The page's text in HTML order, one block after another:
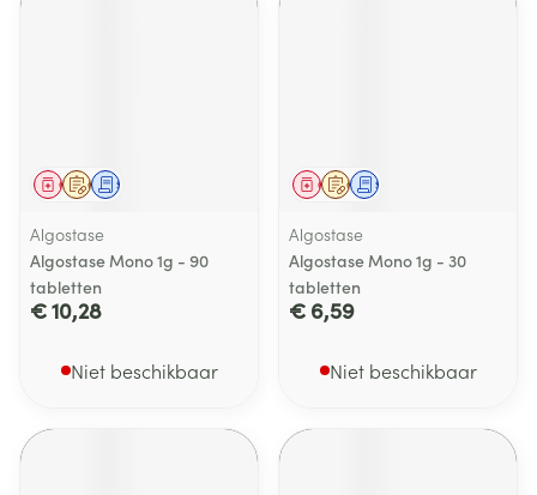
Op voorschrift
GeneesmiddelSchriftelijke aanvraag
Algostase
Algostase Mono 1g - 90
tabletten
€ 10,28
Niet beschikbaar
Op voorschrift
GeneesmiddelSchriftelijke aanvraag
Algostase
Algostase Mono 1g - 30
tabletten
€ 6,59
Niet beschikbaar